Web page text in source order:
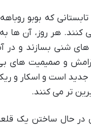
که بوبو
کنند. هر روز، آن ها
های شنی بسازند و در
و صمیمیت های
است و اسکار و
تر می کنند.
در حال ساختن یک